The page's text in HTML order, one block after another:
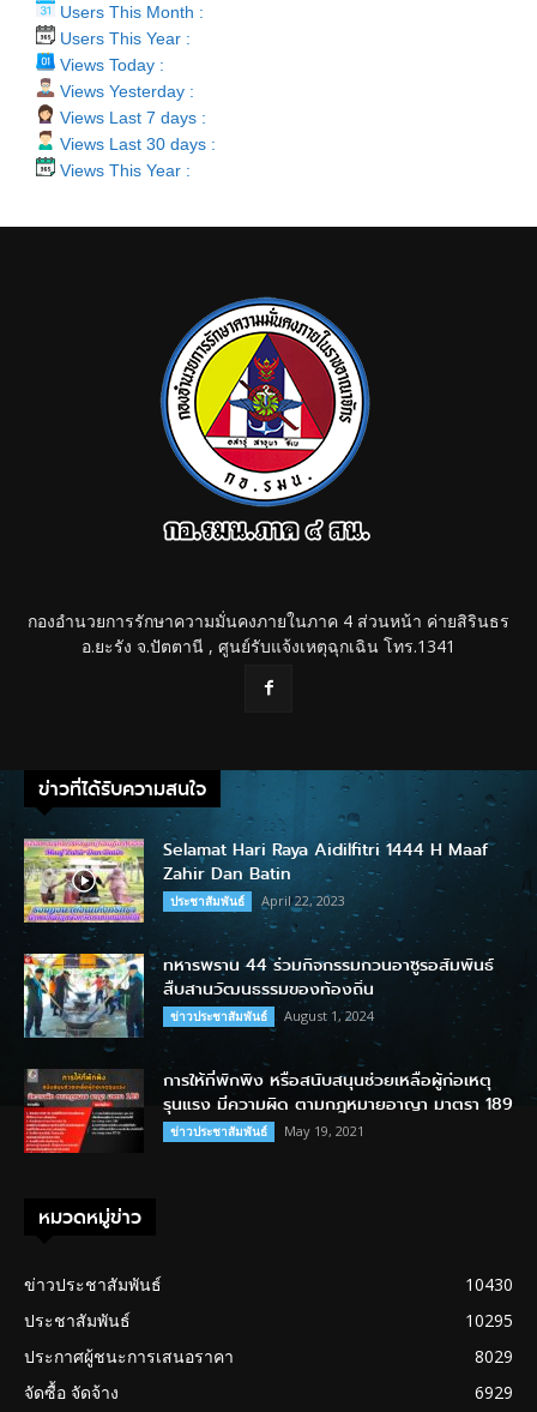
Users This Month :
Users This Year :
Views Today :
Views Yesterday :
Views Last 7 days :
Views Last 30 days :
Views This Year :
กองอำนวยการรักษาความมั่นคงภายในภาค 4 ส่วนหน้า ค่ายสิรินธร
อ.ยะรัง จ.ปัตตานี , ศูนย์รับแจ้งเหตุฉุกเฉิน โทร.1341
ข่าวที่ได้รับความสนใจ
Selamat Hari Raya Aidilfitri 1444 H Maaf
Zahir Dan Batin
ประชาสัมพันธ์ April 22, 2023
ทหารพราน 44 ร่วมกิจกรรมกวนอาซูรอสัมพันธ์
สืบสานวัฒนธรรมของท้องถิ่น
ข่าวประชาสัมพันธ์ August 1, 2024
การให้ที่พักพิง หรือสนับสนุนช่วยเหลือผู้ก่อเหตุ
รุนแรง มีความผิด ตามกฎหมายอาญา มาตรา 189
ข่าวประชาสัมพันธ์ May 19, 2021
หมวดหมู่ข่าว
ข่าวประชาสัมพันธ์
10430
ประชาสัมพันธ์
10295
ประกาศผู้ชนะการเสนอราคา
8029
จัดซื้อ จัดจ้าง
6929